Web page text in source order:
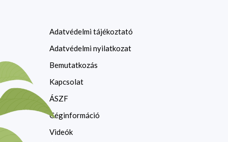
Adatvédelmi tájékoztató
Adatvédelmi nyilatkozat
Bemutatkozás
Kapcsolat
ÁSZF
Céginformáció
Videók